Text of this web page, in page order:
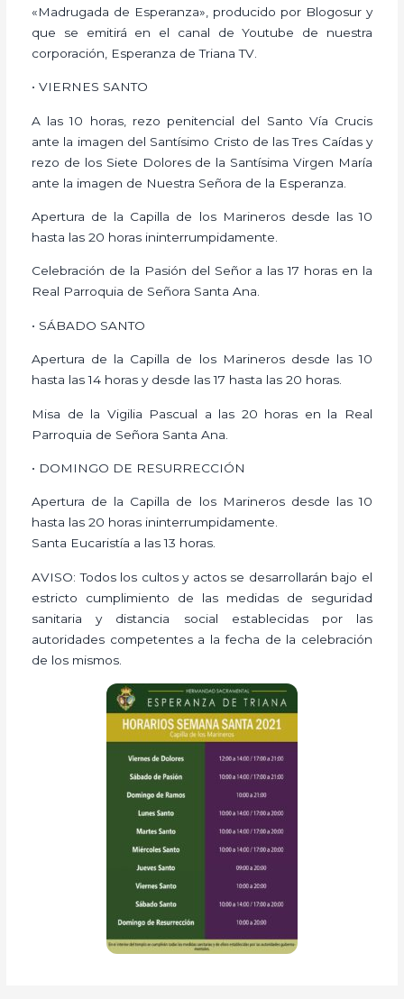
«Madrugada de Esperanza», producido por Blogosur y
que se emitirá en el canal de Youtube de nuestra
corporación, Esperanza de Triana TV.
• VIERNES SANTO
A las 10 horas, rezo penitencial del Santo Vía Crucis
ante la imagen del Santísimo Cristo de las Tres Caídas y
rezo de los Siete Dolores de la Santísima Virgen María
ante la imagen de Nuestra Señora de la Esperanza.
Apertura de la Capilla de los Marineros desde las 10
hasta las 20 horas ininterrumpidamente.
Celebración de la Pasión del Señor a las 17 horas en la
Real Parroquia de Señora Santa Ana.
• SÁBADO SANTO
Apertura de la Capilla de los Marineros desde las 10
hasta las 14 horas y desde las 17 hasta las 20 horas.
Misa de la Vigilia Pascual a las 20 horas en la Real
Parroquia de Señora Santa Ana.
• DOMINGO DE RESURRECCIÓN
Apertura de la Capilla de los Marineros desde las 10
hasta las 20 horas ininterrumpidamente.
Santa Eucaristía a las 13 horas.
AVISO: Todos los cultos y actos se desarrollarán bajo el
estricto cumplimiento de las medidas de seguridad
sanitaria y distancia social establecidas por las
autoridades competentes a la fecha de la celebración
de los mismos.